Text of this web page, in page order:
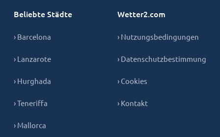
Beliebte Städte
› Barcelona
› Lanzarote
› Hurghada
› Teneriffa
› Mallorca
Wetter2.com
› Nutzungsbedingungen
› Datenschutzbestimmung
› Cookies
› Kontakt